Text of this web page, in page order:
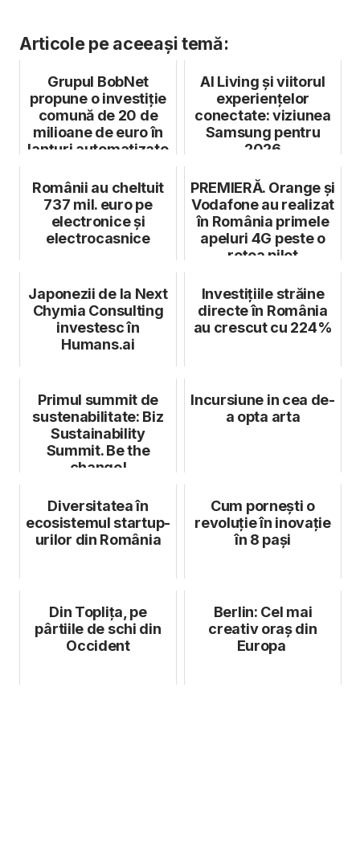
Articole pe aceeași temă:
Grupul BobNet
propune o investiție
comună de 20 de
milioane de euro în
lanţuri automatizate
AI Living și viitorul
experiențelor
conectate: viziunea
Samsung pentru
2026
Românii au cheltuit
737 mil. euro pe
electronice și
electrocasnice
PREMIERĂ. Orange și
Vodafone au realizat
în România primele
apeluri 4G peste o
rețea pilot
Japonezii de la Next
Chymia Consulting
investesc în
Humans.ai
Investiţiile străine
directe în România
au crescut cu 224%
Primul summit de
sustenabilitate: Biz
Sustainability
Summit. Be the
change!
Incursiune in cea de-
a opta arta
Diversitatea în
ecosistemul startup-
urilor din România
Cum pornești o
revoluție în inovație
în 8 pași
Din Toplița, pe
pârtiile de schi din
Occident
Berlin: Cel mai
creativ oraș din
Europa